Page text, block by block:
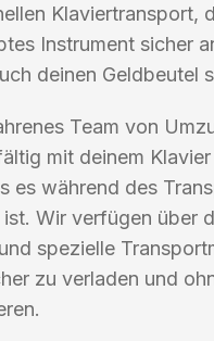
Klaviertransport,
Instrument sicher
deinen Geldbeutel
Team von
mit deinem
es während des
Wir verfügen über
spezielle
zu verladen und